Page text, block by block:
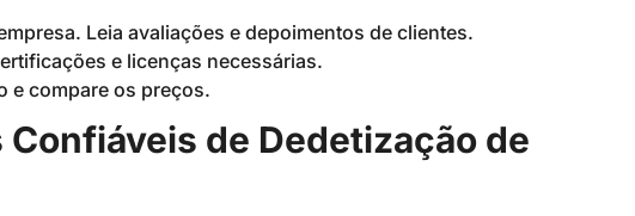
Leia avaliações e depoimentos de clientes.
e licenças necessárias.
e compare os preços.
Confiáveis de Dedetização de